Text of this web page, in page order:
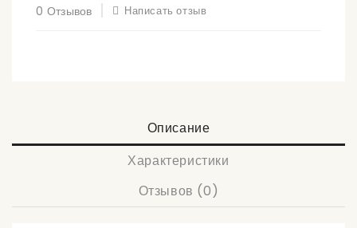
0 Отзывов Написать отзыв
Описание
Характеристики
Отзывов (0)